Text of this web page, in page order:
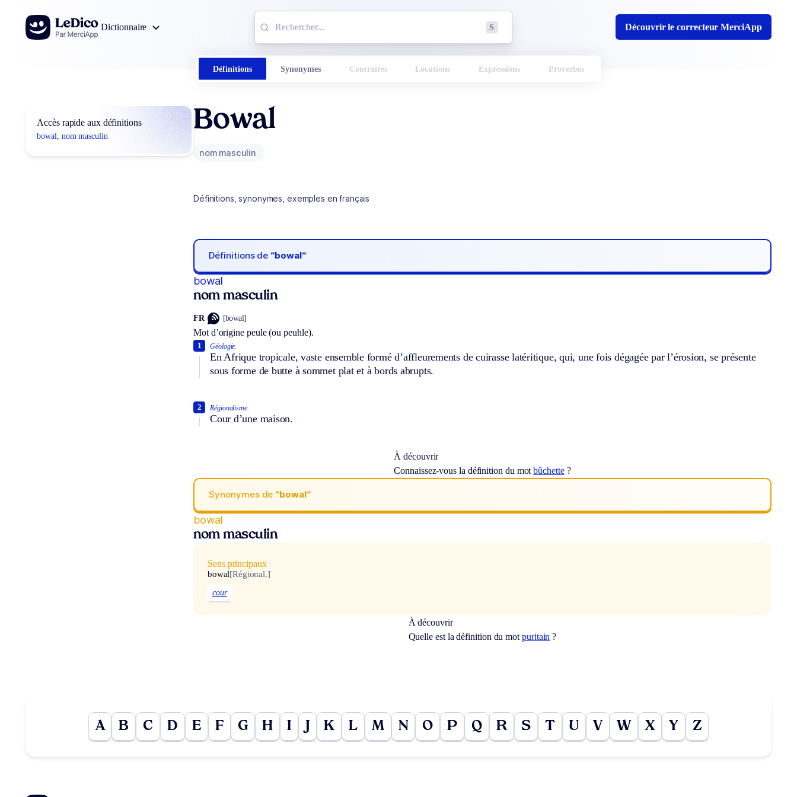
Aller au contenu
Dictionnaire
S Découvrir le correcteur MerciApp
Définitions Synonymes Contraires Locutions Expressions Proverbes
Accès rapide aux définitions
bowal, nom masculin
Bowal
nom masculin
Définitions, synonymes, exemples en français
Définitions de “bowal“
bowal
nom masculin
FR [bowal]
Mot d’origine peule (ou peuhle).
Géologie.
En Afrique tropicale, vaste ensemble formé d’affleurements de cuirasse latéritique, qui, une fois dégagée par l’érosion, se présente
sous forme de butte à sommet plat et à bords abrupts.
1
Régionalisme.
Cour d’une maison.
2
À découvrir
Connaissez-vous la définition du motbûchette?
Synonymes de “bowal“
bowal
nom masculin
Sens principaux
bowal[Régional.]
cour
À découvrir
Quelle est la définition du mot puritain ?
A B C D E F G H I J K L M N O P Q R S T U V W X Y Z